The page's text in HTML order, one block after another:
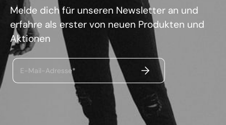
Melde dich für unseren Newsletter an und
erfahre als erster von neuen Produkten und
Aktionen
E-Mail-Adresse* ABSENDEN